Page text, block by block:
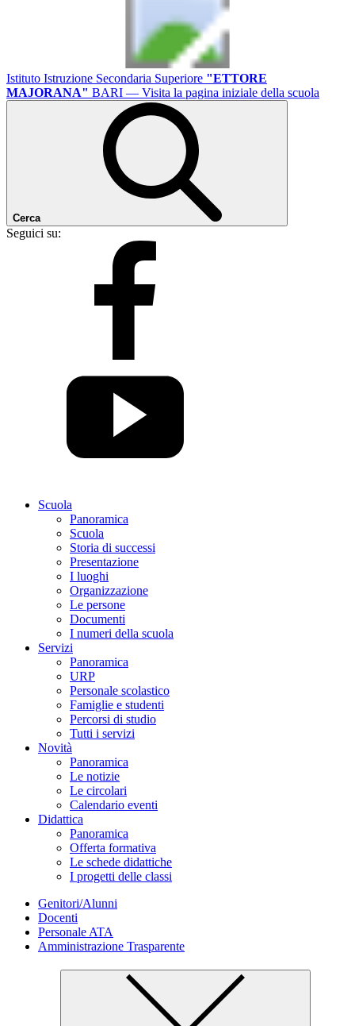
Istituto Istruzione Secondaria Superiore "ETTORE
MAJORANA" BARI — Visita la pagina iniziale della scuola
Cerca
Seguici su:
Scuola
Panoramica
Scuola
Storia di successi
Presentazione
I luoghi
Organizzazione
Le persone
Documenti
I numeri della scuola
Servizi
Panoramica
URP
Personale scolastico
Famiglie e studenti
Percorsi di studio
Tutti i servizi
Novità
Panoramica
Le notizie
Le circolari
Calendario eventi
Didattica
Panoramica
Offerta formativa
Le schede didattiche
I progetti delle classi
Genitori/Alunni
Docenti
Personale ATA
Amministrazione Trasparente